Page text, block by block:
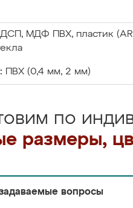
ДСП, МДФ ПВХ, пластик
ПВХ (0,4 мм, 2 мм)
по
размеры,
вопросы